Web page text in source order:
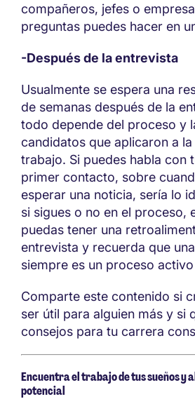
compañeros, jefes o
preguntas puedes hacer en
-Después de la entrevista
Usualmente se espera una
de semanas después de la
todo depende del proceso y
candidatos que aplicaron a
trabajo. Si puedes habla con
primer contacto, sobre
esperar una noticia, sería lo
si sigues o no en el proceso,
puedas tener una
entrevista y recuerda que
siempre es un proceso
Comparte este contenido si
ser útil para alguien más y si
consejos para tu carrera
Encuentra el trabajo de tus sueños y
potencial